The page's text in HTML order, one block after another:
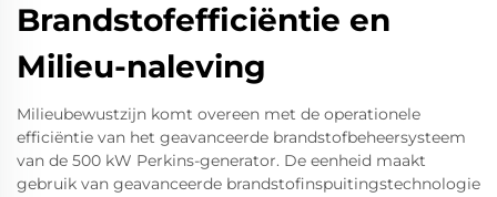
Brandstofefficiëntie en
Milieu-naleving
Milieubewustzijn komt overeen met de operationele
efficiëntie van het geavanceerde brandstofbeheersysteem
van de 500 kW Perkins-generator. De eenheid maakt
gebruik van geavanceerde brandstofinspuitingstechnologie